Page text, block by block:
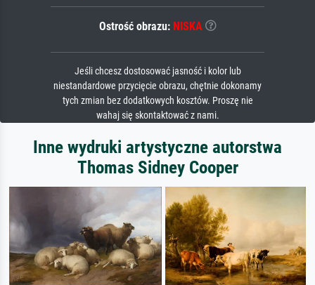
Ostrość obrazu: NISKA
Jeśli chcesz dostosować jasność i kolor lub
niestandardowe przycięcie obrazu, chętnie dokonamy
tych zmian bez dodatkowych kosztów. Proszę nie
wahaj się skontaktować z nami.
Inne wydruki artystyczne autorstwa
Thomas Sidney Cooper